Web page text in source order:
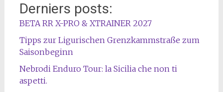
Derniers posts:
BETA RR X-PRO & XTRAINER 2027
Tipps zur Ligurischen Grenzkammstraße zum
Saisonbeginn
Nebrodi Enduro Tour: la Sicilia che non ti
aspetti.